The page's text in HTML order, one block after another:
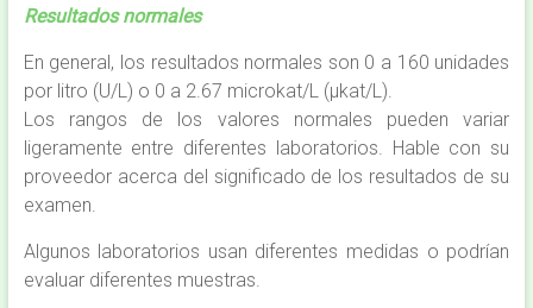
Resultados normales
En general, los resultados normales son 0 a 160 unidades
por litro (U/L) o 0 a 2.67 microkat/L (µkat/L).
Los rangos de los valores normales pueden variar
ligeramente entre diferentes laboratorios. Hable con su
proveedor acerca del significado de los resultados de su
examen.
Algunos laboratorios usan diferentes medidas o podrían
evaluar diferentes muestras.